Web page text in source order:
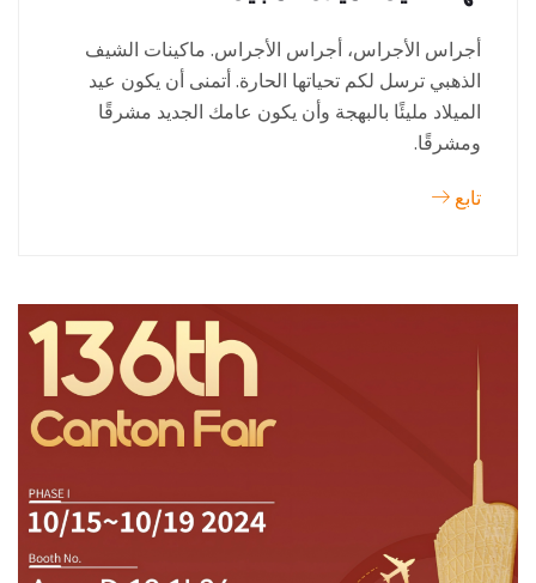
أجراس الأجراس، أجراس الأجراس. ماكينات الشيف
الذهبي ترسل لكم تحياتها الحارة. أتمنى أن يكون عيد
الميلاد مليئًا بالبهجة وأن يكون عامك الجديد مشرقًا
ومشرقًا.
تابع